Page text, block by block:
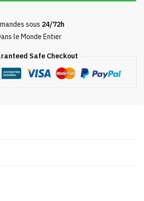
sous 24/72h
le Monde Entier
Safe Checkout